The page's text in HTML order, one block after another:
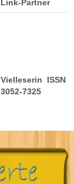
Link-Partner
Vielleserin ISSN
3052-7325